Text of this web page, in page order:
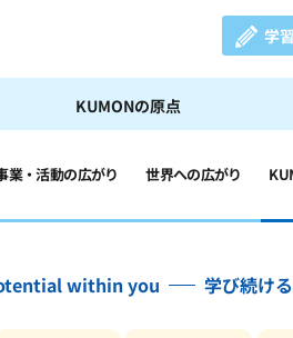
学
KUMONの原点
業・活動の広がり 世界への広がり
within you 学び続け